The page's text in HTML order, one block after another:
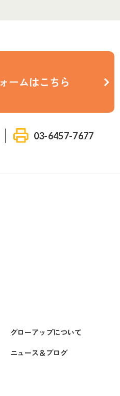
ームはこちら
03-6457-7677
グローアップについて
ニュース＆ブログ